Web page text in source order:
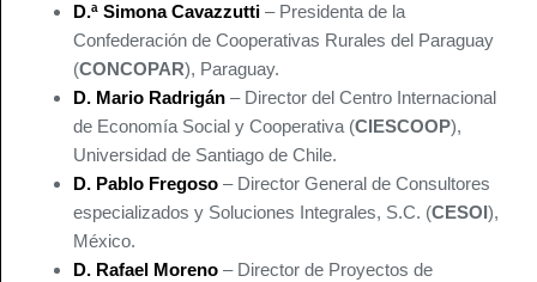
D.ª Simona Cavazzutti – Presidenta de la
Confederación de Cooperativas Rurales del Paraguay
(CONCOPAR), Paraguay.
D. Mario Radrigán – Director del Centro Internacional
de Economía Social y Cooperativa (CIESCOOP),
Universidad de Santiago de Chile.
D. Pablo Fregoso – Director General de Consultores
especializados y Soluciones Integrales, S.C. (CESOI),
México.
D. Rafael Moreno – Director de Proyectos de